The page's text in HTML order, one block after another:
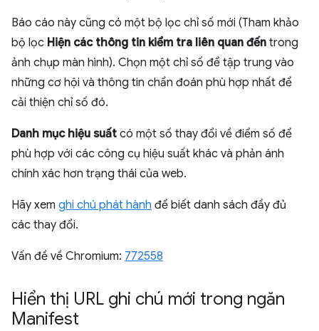
Báo cáo này cũng có một bộ lọc chỉ số mới (Tham khảo
bộ lọc Hiện các thông tin kiểm tra liên quan đến trong
ảnh chụp màn hình). Chọn một chỉ số để tập trung vào
những cơ hội và thông tin chẩn đoán phù hợp nhất để
cải thiện chỉ số đó.
Danh mục hiệu suất có một số thay đổi về điểm số để
phù hợp với các công cụ hiệu suất khác và phản ánh
chính xác hơn trạng thái của web.
Hãy xem ghi chú phát hành để biết danh sách đầy đủ
các thay đổi.
Vấn đề về Chromium: 772558
Hiển thị URL ghi chú mới trong ngăn
Manifest